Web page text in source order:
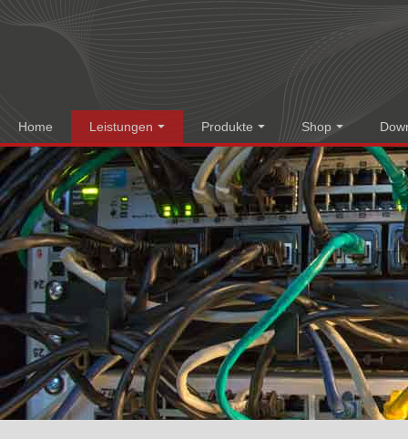
Home Leistungen Produkte Shop